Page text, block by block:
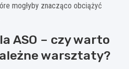
mogłyby znacząco obciążyć
ASO – czy warto
warsztaty?